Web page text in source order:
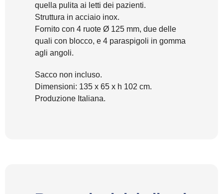
quella pulita ai letti dei pazienti.
Struttura in acciaio inox.
Fornito con 4 ruote Ø 125 mm, due delle
quali con blocco, e 4 paraspigoli in gomma
agli angoli.
Sacco non incluso.
Dimensioni: 135 x 65 x h 102 cm.
Produzione Italiana.